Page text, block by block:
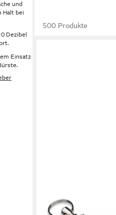
und
Halt bei
Dezibel
Einsatz
500 Produkte
Hundepfeife Stahl
Ultraschall